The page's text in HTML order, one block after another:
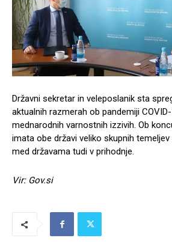
Državni sekretar in veleposlanik sta
aktualnih razmerah ob pandemiji
mednarodnih varnostnih izzivih. Ob
imata obe državi veliko skupnih
med državama tudi v prihodnje.
Vir: Gov.si